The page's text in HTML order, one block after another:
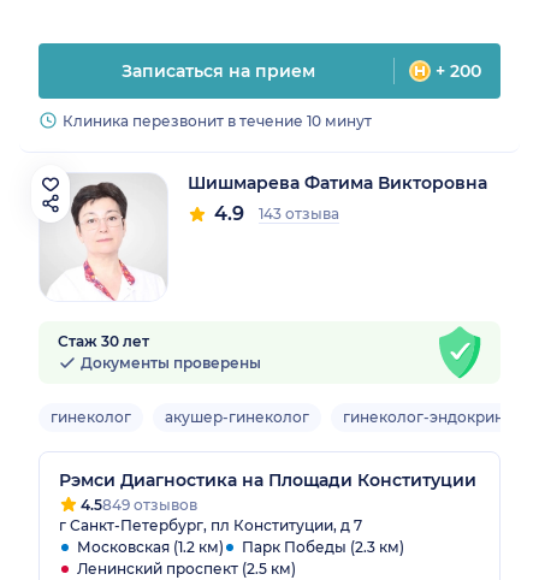
Записаться на прием + 200
Клиника перезвонит в течение 10 минут
Шишмарева Фатима Викторовна
4.9 143 отзыва
Стаж 30 лет
Документы проверены
гинеколог акушер-гинеколог гинеколог-эндокринолог
Рэмси Диагностика на Площади Конституции
4.5849 отзывов
г Санкт-Петербург, пл Конституции, д 7
Московская (1.2 км)
Парк Победы (2.3 км)
Ленинский проспект (2.5 км)